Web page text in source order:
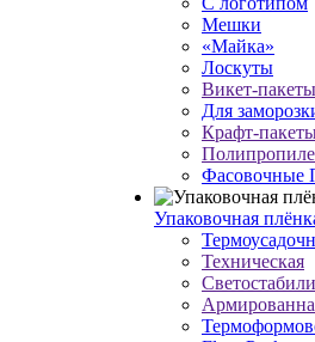
Мешки
«Майка»
Лоскуты
Викет-пакеты
Для
Крафт-
Упаковочная
Техническая